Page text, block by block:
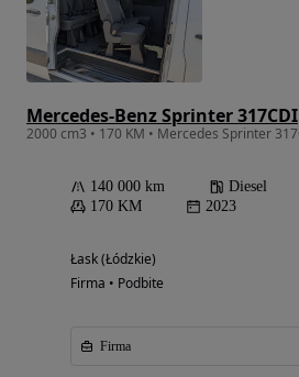
Mercedes-Benz Sprinter 317CDI
140 000 km Diesel
170 KM
2023
Łask (Łódzkie)
Firma • Podbite
Firma